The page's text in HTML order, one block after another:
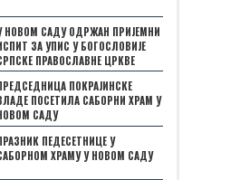
НОВОМ САДУ ОДРЖАН ПРИЈЕМНИ
ЗА УПИС У БОГОСЛОВИЈЕ
ПРАВОСЛАВНЕ ЦРКВЕ
ПОКРАЈИНСКЕ
ПОСЕТИЛА САБОРНИ ХРАМ У
САДУ
ПЕДЕСЕТНИЦЕ У
ХРАМУ У НОВОМ САДУ